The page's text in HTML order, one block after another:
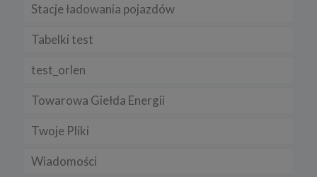
Stacje ładowania pojazdów
Tabelki test
test_orlen
Towarowa Giełda Energii
Twoje Pliki
Wiadomości